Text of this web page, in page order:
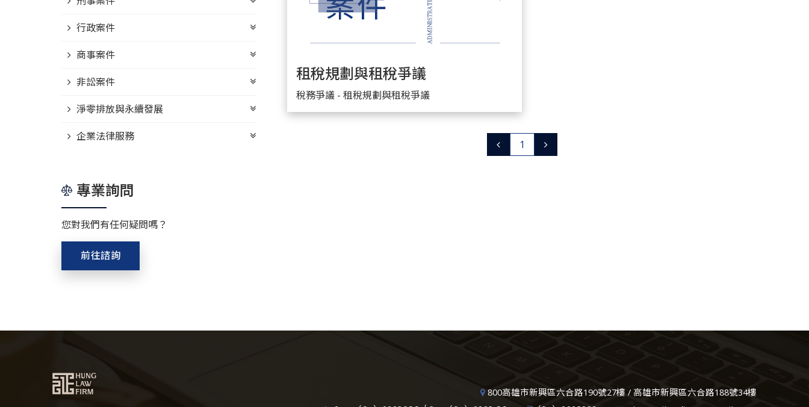
詳細閱讀
租稅規劃與租稅爭議
稅務爭議 - 租稅規劃與租稅爭議
1
行政案件
商事案件
非訟案件
淨零排放與永續發展
企業法律服務
專業詢問
您對我們有任何疑問嗎？
前往諮詢
800高雄市新興區六合路190號27樓 / 高雄市新興區六合路188號34樓